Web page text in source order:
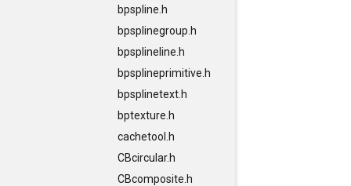
bpspline.h
bpsplinegroup.h
bpsplineline.h
bpsplineprimitive.h
bpsplinetext.h
bptexture.h
cachetool.h
CBcircular.h
CBcomposite.h